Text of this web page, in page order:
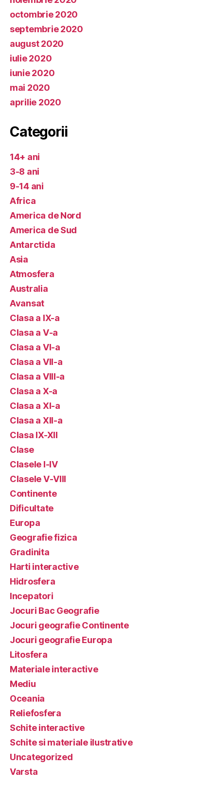
octombrie 2020
septembrie 2020
august 2020
iulie 2020
iunie 2020
mai 2020
aprilie 2020
Categorii
14+ ani
3-8 ani
9-14 ani
Africa
America de Nord
America de Sud
Antarctida
Asia
Atmosfera
Australia
Avansat
Clasa a IX-a
Clasa a V-a
Clasa a VI-a
Clasa a VII-a
Clasa a VIII-a
Clasa a X-a
Clasa a XI-a
Clasa a XII-a
Clasa IX-XII
Clase
Clasele I-IV
Clasele V-VIII
Continente
Dificultate
Europa
Geografie fizica
Gradinita
Harti interactive
Hidrosfera
Incepatori
Jocuri Bac Geografie
Jocuri geografie Continente
Jocuri geografie Europa
Litosfera
Materiale interactive
Mediu
Oceania
Reliefosfera
Schite interactive
Schite si materiale ilustrative
Uncategorized
Varsta